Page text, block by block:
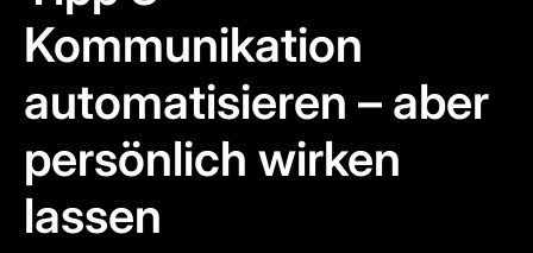
Kommunikation
automatisieren – aber
persönlich wirken
lassen